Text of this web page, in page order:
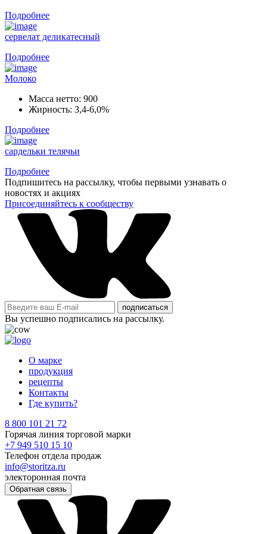
Подробнее
сервелат деликатесный
Подробнее
Молоко
Масса нетто: 900
Жирность: 3,4-6,0%
Подробнее
сардельки телячьи
Подробнее
Подпишитесь на рассылку, чтобы первыми узнавать о
новостях и акциях
Присоединяйтесь к сообществу
подписаться
Вы успешно подписались на рассылку.
О марке
продукция
рецепты
Контакты
Где купить?
8 800 101 21 72
Горячая линия торговой марки
+7 949 510 15 10
Телефон отдела продаж
info@storitza.ru
электоронная почта
Обратная связь